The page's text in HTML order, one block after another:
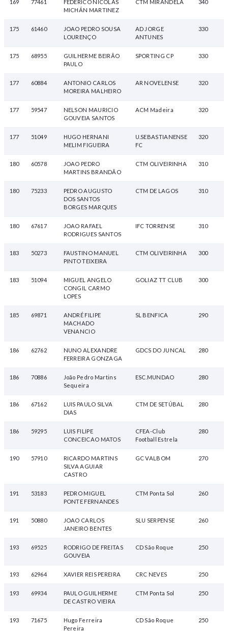
169 77461
FEDERICO NICOLÁS
MICHÁN MARTINEZ
CTM MIRANDELA 340
175 61460
JOAO PEDRO SOUSA
LOURENÇO
AD JORGE
ANTUNES
330
175 68955
GUILHERME BEIRÃO
PAULO
SPORTING CP 330
177 60884
ANTONIO CARLOS
MOREIRA MALHEIRO
AR NOVELENSE 320
177 59547
NELSON MAURICIO
GOUVEIA SANTOS
ACM Madeira 320
177 51049
HUGO HERNANI
MELIM FIGUEIRA
U.SEBASTIANENSE
FC
320
180 60578
JOAO PEDRO
MARTINS BRANDÃO
CTM OLIVEIRINHA 310
180 75233
PEDRO AUGUSTO
DOS SANTOS
BORGES MARQUES
CTM DE LAGOS 310
180 67617
JOAO RAFAEL
RODRIGUES SANTOS
IFC TORRENSE 310
183 50273
FAUSTINO MANUEL
PINTO TEIXEIRA
CTM OLIVEIRINHA 300
183 51094
MIGUEL ANGELO
CONGIL CARMO
LOPES
GOLIAZ TT CLUB 300
185 69871
ANDRÉ FILIPE
MACHADO
VENANCIO
SL BENFICA 290
186 62762
NUNO ALEXANDRE
FERREIRA GONZAGA
GDCS DO JUNCAL 280
186 70886
João Pedro Martins
Sequeira
ESC.MUNDAO 280
186 67162
LUIS PAULO SILVA
DIAS
CTM DE SETÚBAL 280
186 59295
LUIS FILIPE
CONCEICAO MATOS
CFEA-Club
Football Estrela
280
190 57910
RICARDO MARTINS
SILVA AGUIAR
CASTRO
GC VALBOM 270
191 53183
PEDRO MIGUEL
PONTE FERNANDES
CTM Ponta Sol 260
191 50880
JOAO CARLOS
JANEIRO BENTES
SLU SERPENSE 260
193 69525
RODRIGO DE FREITAS
GOUVEIA
CD São Roque 250
193 62964 XAVIER REIS PEREIRA CRC NEVES 250
193 69934
PAULO GUILHERME
DE CASTRO VIEIRA
CTM Ponta Sol 250
193 71675
Hugo Ferreira
Pereira
CD São Roque 250